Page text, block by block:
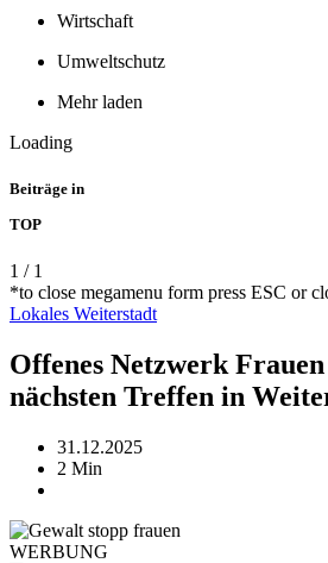
Wirtschaft
Umweltschutz
Mehr laden
Loading
Beiträge in
TOP
1 / 1
*to close megamenu form press ESC or
Lokales Weiterstadt
Offenes Netzwerk
nächsten Treffen in
31.12.2025
2 Min
WERBUNG